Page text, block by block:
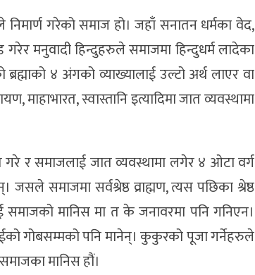
गरेको समाज हो। जहाँ सनातन धर्मका वेद,
मनुवादी हिन्दुहरुले समाजमा हिन्दुधर्म लादेका
४ अंगको व्याख्यालाई उल्टो अर्थ लाएर वा
माहाभारत, स्वास्तानि इत्यादिमा जात व्यवस्थामा
गरे र समाजलाई जात व्यवस्थामा लगेर ४ ओटा वर्ग
जसले समाजमा सर्वश्रेष्ठ व्राह्मण, त्यस पछिका श्रेष्ठ
समाजको मानिस मा त के जनावरमा पनि गनिएन।
गोबसम्मको पनि मानेन्। कुकुरको पूजा गर्नेहरुले
मानिस हौं।